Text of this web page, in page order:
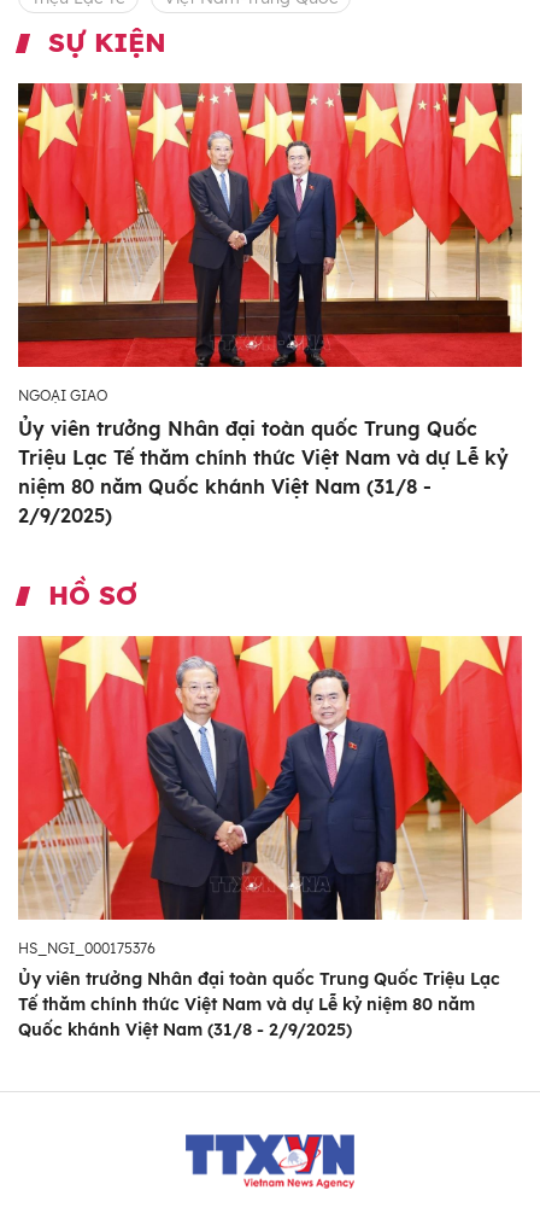
SỰ KIỆN
NGOẠI GIAO
Ủy viên trưởng Nhân đại toàn quốc Trung Quốc
Triệu Lạc Tế thăm chính thức Việt Nam và dự Lễ kỷ
niệm 80 năm Quốc khánh Việt Nam (31/8 -
2/9/2025)
HỒ SƠ
HS_NGI_000175376
Ủy viên trưởng Nhân đại toàn quốc Trung Quốc Triệu Lạc
Tế thăm chính thức Việt Nam và dự Lễ kỷ niệm 80 năm
Quốc khánh Việt Nam (31/8 - 2/9/2025)